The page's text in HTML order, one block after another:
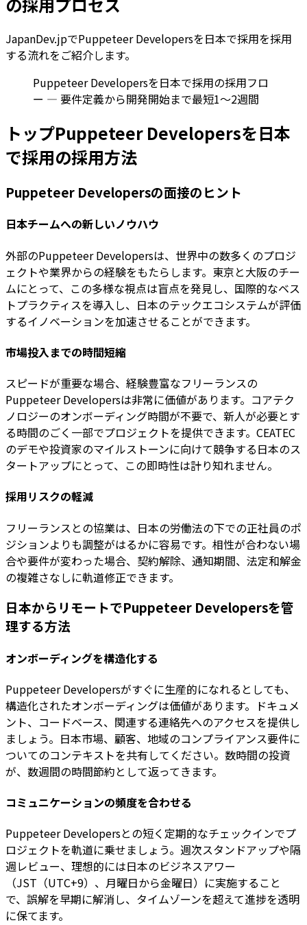
JapanDev.jpでPuppeteer Developersを日本で採用を採用
する流れをご紹介します。
Puppeteer Developersを日本で採用の採用フロ
ー — 要件定義から開発開始まで最短1〜2週間
トップPuppeteer Developersを日本
で採用の採用方法
Puppeteer Developersの面接のヒント
日本チームへの新しいノウハウ
外部のPuppeteer Developersは、世界中の数多くのプロジ
ェクトや業界からの経験をもたらします。東京と大阪のチー
ムにとって、この多様な視点は盲点を発見し、国際的なベス
トプラクティスを導入し、日本のテックエコシステムが評価
するイノベーションを加速させることができます。
市場投入までの時間短縮
スピードが重要な場合、経験豊富なフリーランスの
Puppeteer Developersは非常に価値があります。コアテク
ノロジーのオンボーディング時間が不要で、新人が必要とす
る時間のごく一部でプロジェクトを提供できます。CEATEC
のデモや投資家のマイルストーンに向けて競争する日本のス
タートアップにとって、この即時性は計り知れません。
採用リスクの軽減
フリーランスとの協業は、日本の労働法の下での正社員のポ
ジションよりも調整がはるかに容易です。相性が合わない場
合や要件が変わった場合、契約解除、通知期間、法定和解金
の複雑さなしに軌道修正できます。
日本からリモートでPuppeteer Developersを管
理する方法
オンボーディングを構造化する
Puppeteer Developersがすぐに生産的になれるとしても、
構造化されたオンボーディングは価値があります。ドキュメ
ント、コードベース、関連する連絡先へのアクセスを提供し
ましょう。日本市場、顧客、地域のコンプライアンス要件に
ついてのコンテキストを共有してください。数時間の投資
が、数週間の時間節約として返ってきます。
コミュニケーションの頻度を合わせる
Puppeteer Developersとの短く定期的なチェックインでプ
ロジェクトを軌道に乗せましょう。週次スタンドアップや隔
週レビュー、理想的には日本のビジネスアワー
（JST（UTC+9）、月曜日から金曜日）に実施すること
で、誤解を早期に解消し、タイムゾーンを超えて進捗を透明
に保てます。